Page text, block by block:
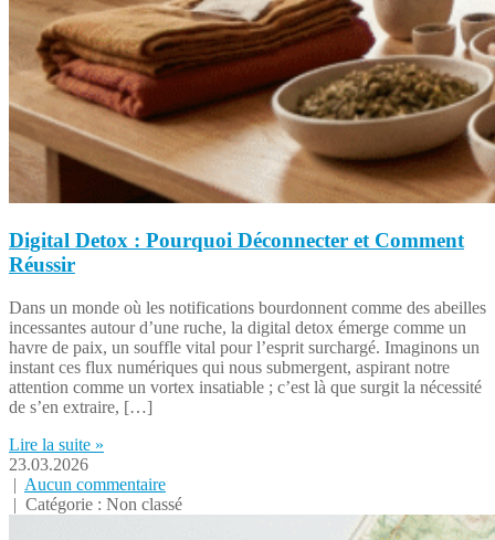
Digital Detox : Pourquoi Déconnecter et Comment
Réussir
Dans un monde où les notifications bourdonnent comme des abeilles
incessantes autour d’une ruche, la digital detox émerge comme un
havre de paix, un souffle vital pour l’esprit surchargé. Imaginons un
instant ces flux numériques qui nous submergent, aspirant notre
attention comme un vortex insatiable ; c’est là que surgit la nécessité
de s’en extraire, […]
Lire la suite »
23.03.2026
| Aucun commentaire
| Catégorie : Non classé